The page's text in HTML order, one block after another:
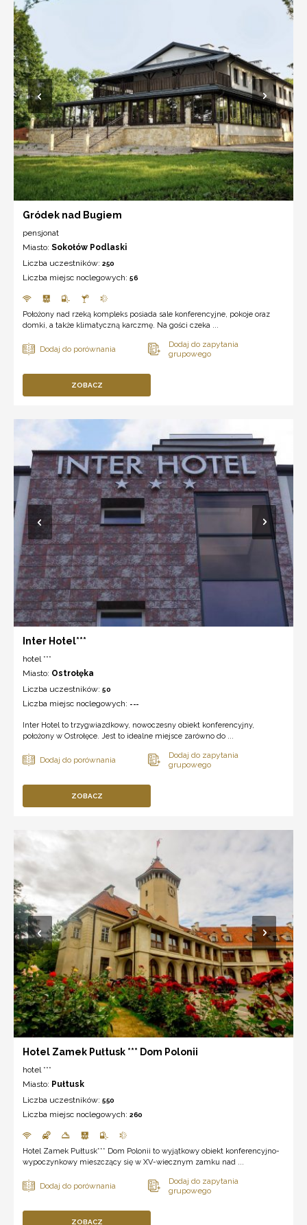
Gródek nad Bugiem
pensjonat
Miasto: Sokołów Podlaski
Liczba uczestników: 250
Liczba miejsc noclegowych: 56
Położony nad rzeką kompleks posiada sale konferencyjne, pokoje oraz
domki, a także klimatyczną karczmę. Na gości czeka ...
ZOBACZ
Inter Hotel***
hotel ***
Miasto: Ostrołęka
Liczba uczestników: 50
Liczba miejsc noclegowych: ---
Inter Hotel to trzygwiazdkowy, nowoczesny obiekt konferencyjny,
położony w Ostrołęce. Jest to idealne miejsce zarówno do ...
ZOBACZ
Hotel Zamek Pułtusk *** Dom Polonii
hotel ***
Miasto: Pułtusk
Liczba uczestników: 550
Liczba miejsc noclegowych: 260
Hotel Zamek Pułtusk*** Dom Polonii to wyjątkowy obiekt konferencyjno-
wypoczynkowy mieszczący się w XV-wiecznym zamku nad ...
ZOBACZ